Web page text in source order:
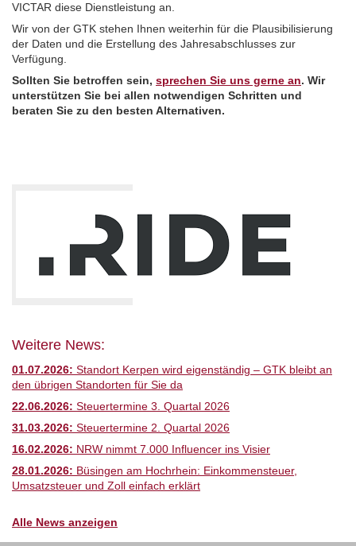
VICTAR diese Dienstleistung an.
Wir von der GTK stehen Ihnen weiterhin für die Plausibilisierung
der Daten und die Erstellung des Jahresabschlusses zur
Verfügung.
Sollten Sie betroffen sein, sprechen Sie uns gerne an. Wir
unterstützen Sie bei allen notwendigen Schritten und
beraten Sie zu den besten Alternativen.
Weitere News:
01.07.2026: Standort Kerpen wird eigenständig – GTK bleibt an
den übrigen Standorten für Sie da
22.06.2026: Steuertermine 3. Quartal 2026
31.03.2026: Steuertermine 2. Quartal 2026
16.02.2026: NRW nimmt 7.000 Influencer ins Visier
28.01.2026: Büsingen am Hochrhein: Einkommensteuer,
Umsatzsteuer und Zoll einfach erklärt
Alle News anzeigen